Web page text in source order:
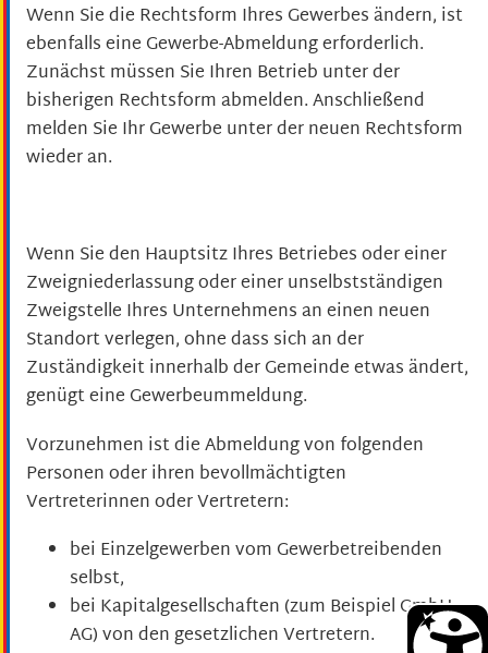
Wenn Sie die Rechtsform Ihres Gewerbes ändern, ist
ebenfalls eine Gewerbe-Abmeldung erforderlich.
Zunächst müssen Sie Ihren Betrieb unter der
bisherigen Rechtsform abmelden. Anschließend
melden Sie Ihr Gewerbe unter der neuen Rechtsform
wieder an.
Wenn Sie den Hauptsitz Ihres Betriebes oder einer
Zweigniederlassung oder einer unselbstständigen
Zweigstelle Ihres Unternehmens an einen neuen
Standort verlegen, ohne dass sich an der
Zuständigkeit innerhalb der Gemeinde etwas ändert,
genügt eine Gewerbeummeldung.
Vorzunehmen ist die Abmeldung von folgenden
Personen oder ihren bevollmächtigten
Vertreterinnen oder Vertretern:
bei Einzelgewerben vom Gewerbetreibenden
selbst,
bei Kapitalgesellschaften (zum Beispiel GmbH,
AG) von den gesetzlichen Vertretern.